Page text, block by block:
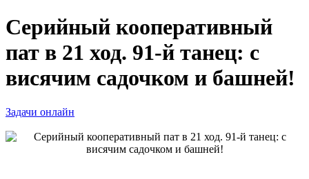
Серийный кооперативный
пат в 21 ход. 91-й танец: с
висячим садочком и башней!
Задачи онлайн